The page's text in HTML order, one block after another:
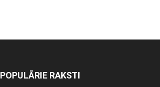
POPULĀRIE RAKSTI